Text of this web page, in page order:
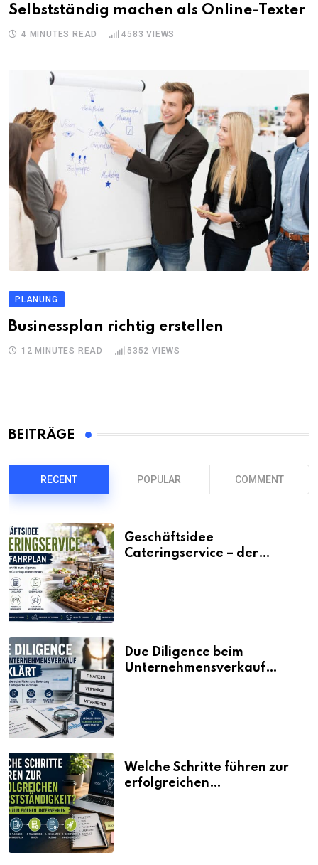
Selbstständig machen als Online-Texter
4 MINUTES READ 4583 VIEWS
PLANUNG
Businessplan richtig erstellen
12 MINUTES READ 5352 VIEWS
BEITRÄGE
RECENT POPULAR COMMENT
Geschäftsidee
Cateringservice – der
Due Diligence beim
Unternehmensverkauf
Welche Schritte führen zur
erfolgreichen